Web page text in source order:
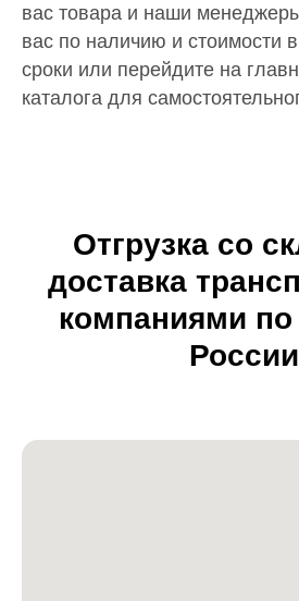
вас товара и наши
вас по наличию и стоимости
сроки или перейдите на
каталога для
Отгрузка со
доставка
компаниями по
России